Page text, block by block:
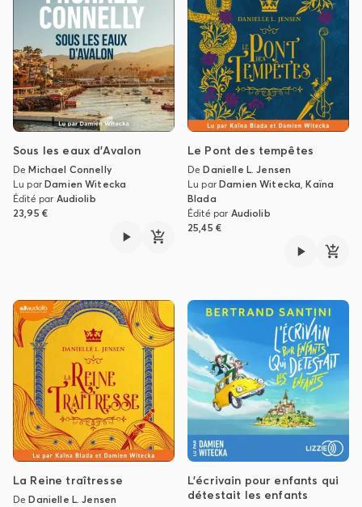
Sous les eaux d'Avalon
DeMichael Connelly
Lu parDamien Witecka
Édité par Audiolib
23,95 €
Le Pont des tempêtes
DeDanielle L. Jensen
Lu parDamien Witecka,Kaïna
Blada
Édité par Audiolib
25,45 €
La Reine traîtresse
DeDanielle L. Jensen
L'écrivain pour enfants qui
détestait les enfants